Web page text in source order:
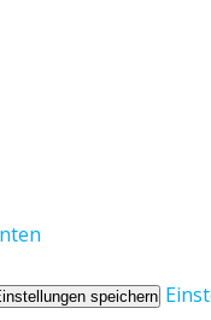
speichern